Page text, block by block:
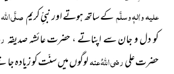
علیہ واٰلہٖ وسلَّمکے ساتھ ہوتے اور نبیِّ کریمصلَّی
کو دل و جان سے اپناتے ، حضرت عائشہ صدیقہ
حضرت علیرضی اللہُ عنہلوگوں میں سنّت کو زیادہ